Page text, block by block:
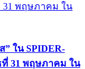
ใน SPIDER-
ที่ 31 พฤษภาคม ใน